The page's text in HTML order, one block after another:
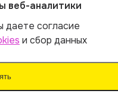
веб-аналитики
даете согласие
и сбор данных